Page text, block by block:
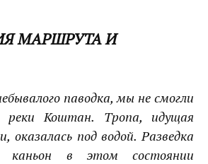
МАРШРУТА И
паводка, мы не смогли
реки Коштан. Тропа, идущая
оказалась под водой. Разведка
каньон в этом состоянии